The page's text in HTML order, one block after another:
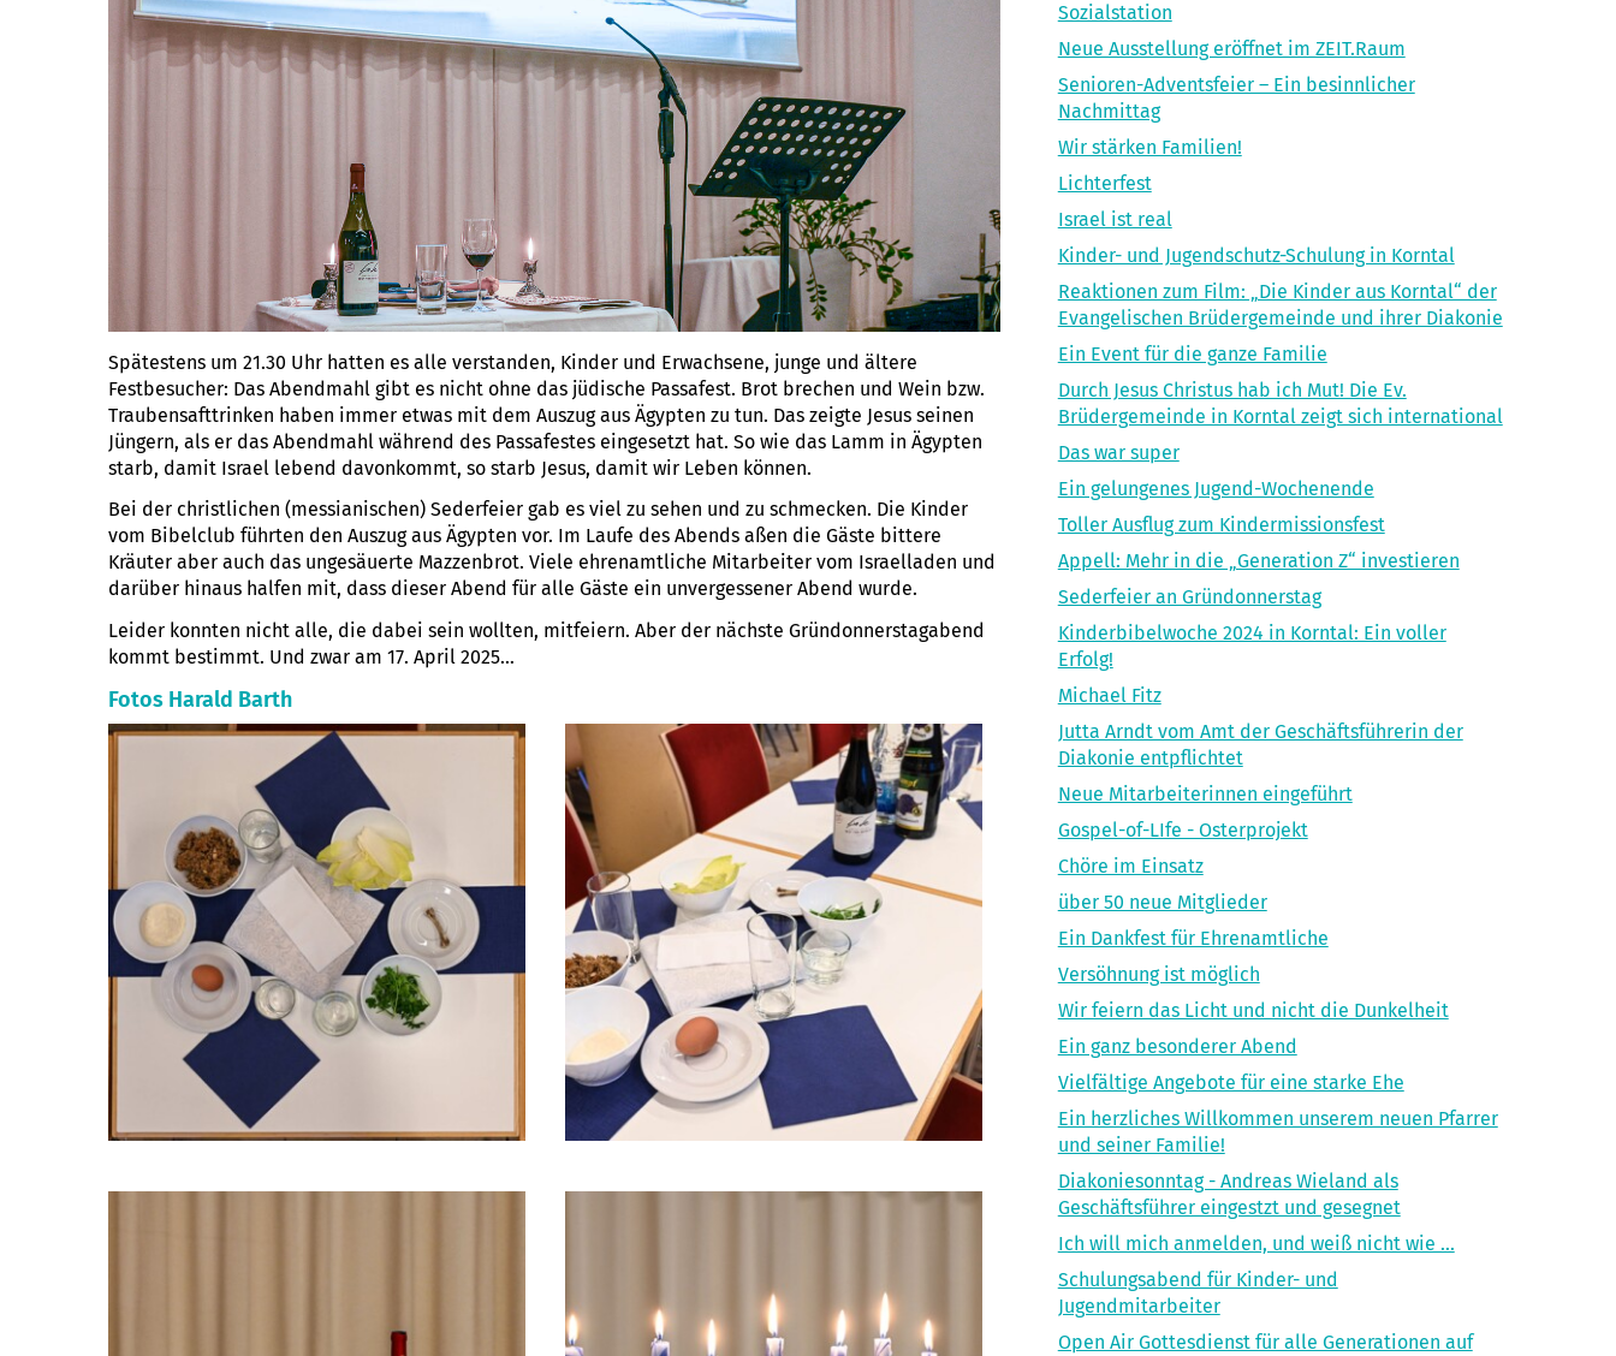
Spätestens um 21.30 Uhr hatten es alle verstanden, Kinder und Erwachsene, junge und ältere
Festbesucher: Das Abendmahl gibt es nicht ohne das jüdische Passafest. Brot brechen und Wein bzw.
Traubensafttrinken haben immer etwas mit dem Auszug aus Ägypten zu tun. Das zeigte Jesus seinen
Jüngern, als er das Abendmahl während des Passafestes eingesetzt hat. So wie das Lamm in Ägypten
starb, damit Israel lebend davonkommt, so starb Jesus, damit wir Leben können.
Bei der christlichen (messianischen) Sederfeier gab es viel zu sehen und zu schmecken. Die Kinder
vom Bibelclub führten den Auszug aus Ägypten vor. Im Laufe des Abends aßen die Gäste bittere
Kräuter aber auch das ungesäuerte Mazzenbrot. Viele ehrenamtliche Mitarbeiter vom Israelladen und
darüber hinaus halfen mit, dass dieser Abend für alle Gäste ein unvergessener Abend wurde.
Leider konnten nicht alle, die dabei sein wollten, mitfeiern. Aber der nächste Gründonnerstagabend
kommt bestimmt. Und zwar am 17. April 2025…
Fotos Harald Barth
Sozialstation
Neue Ausstellung eröffnet im ZEIT.Raum
Senioren-Adventsfeier – Ein besinnlicher
Nachmittag
Wir stärken Familien!
Lichterfest
Israel ist real
Kinder- und Jugendschutz-Schulung in Korntal
Reaktionen zum Film: „Die Kinder aus Korntal“ der
Evangelischen Brüdergemeinde und ihrer Diakonie
Ein Event für die ganze Familie
Durch Jesus Christus hab ich Mut! Die Ev.
Brüdergemeinde in Korntal zeigt sich international
Das war super
Ein gelungenes Jugend-Wochenende
Toller Ausflug zum Kindermissionsfest
Appell: Mehr in die „Generation Z“ investieren
Sederfeier an Gründonnerstag
Kinderbibelwoche 2024 in Korntal: Ein voller
Erfolg!
Michael Fitz
Jutta Arndt vom Amt der Geschäftsführerin der
Diakonie entpflichtet
Neue Mitarbeiterinnen eingeführt
Gospel-of-LIfe - Osterprojekt
Chöre im Einsatz
über 50 neue Mitglieder
Ein Dankfest für Ehrenamtliche
Versöhnung ist möglich
Wir feiern das Licht und nicht die Dunkelheit
Ein ganz besonderer Abend
Vielfältige Angebote für eine starke Ehe
Ein herzliches Willkommen unserem neuen Pfarrer
und seiner Familie!
Diakoniesonntag - Andreas Wieland als
Geschäftsführer eingestzt und gesegnet
Ich will mich anmelden, und weiß nicht wie ...
Schulungsabend für Kinder- und
Jugendmitarbeiter
Open Air Gottesdienst für alle Generationen auf